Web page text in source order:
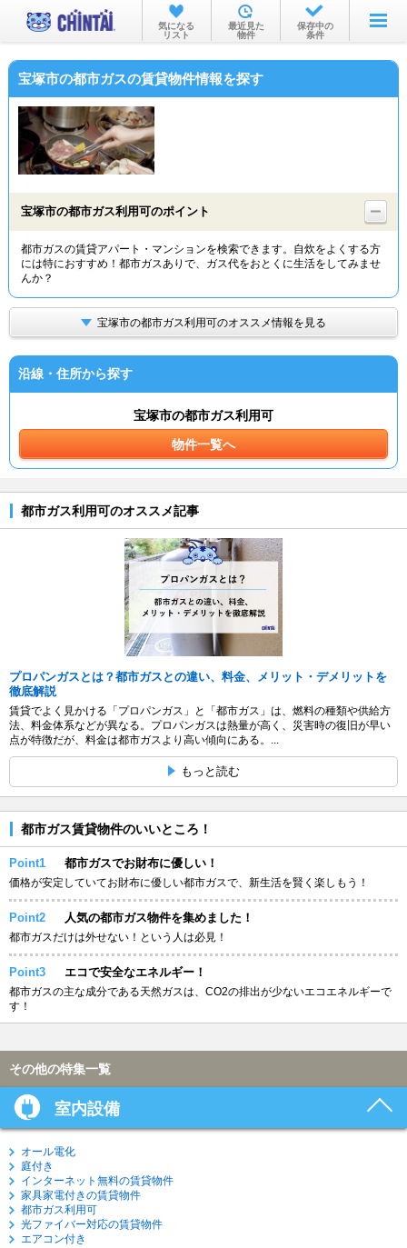
お部屋を探す
沿線・駅から
物件特集から
TOP
気になる
リスト
最近見た
物件
保存中の
条件
宝塚市の都市ガスの賃貸物件情報を探す
宝塚市の都市ガス利用可のポイント
都市ガスの賃貸アパート・マンションを検索できます。自炊をよくする方
には特におすすめ！都市ガスありで、ガス代をおとくに生活をしてみませ
んか？
宝塚市の都市ガス利用可のオススメ情報を見る
沿線・住所から探す
宝塚市の都市ガス利用可
物件一覧へ
都市ガス利用可のオススメ記事
プロパンガスとは？都市ガスとの違い、料金、メリット・デメリットを
徹底解説
賃貸でよく見かける「プロパンガス」と「都市ガス」は、燃料の種類や供給方
法、料金体系などが異なる。プロパンガスは熱量が高く、災害時の復旧が早い
点が特徴だが、料金は都市ガスより高い傾向にある。...
もっと読む
都市ガス賃貸物件のいいところ！
Point1 都市ガスでお財布に優しい！
価格が安定していてお財布に優しい都市ガスで、新生活を賢く楽しもう！
Point2 人気の都市ガス物件を集めました！
都市ガスだけは外せない！という人は必見！
Point3 エコで安全なエネルギー！
都市ガスの主な成分である天然ガスは、CO2の排出が少ないエコエネルギーで
す！
その他の特集一覧
室内設備
オール電化
庭付き
インターネット無料の賃貸物件
家具家電付きの賃貸物件
都市ガス利用可
光ファイバー対応の賃貸物件
エアコン付き